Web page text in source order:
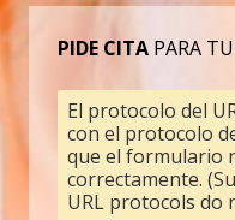
PIDE CITA PARA
El protocolo del
con el protocolo
que el formulario
correctamente.
URL protocols do